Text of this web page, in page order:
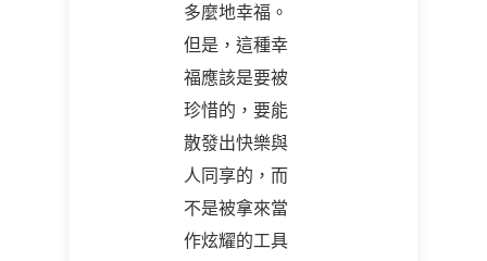
多麼地幸福。
但是，這種幸
福應該是要被
珍惜的，要能
散發出快樂與
人同享的，而
不是被拿來當
作炫耀的工具